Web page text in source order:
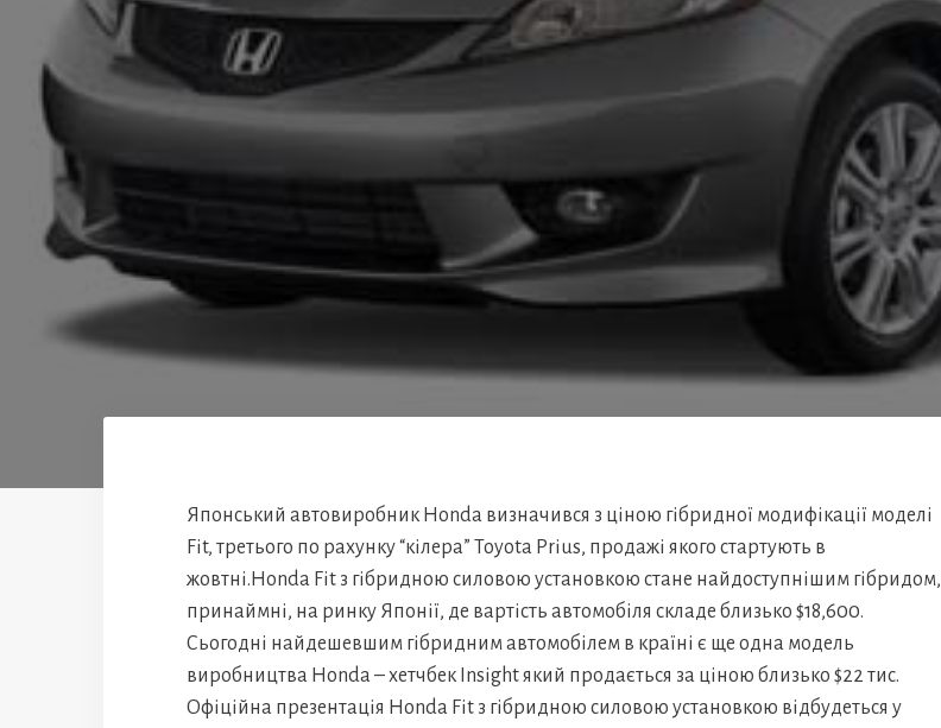
Японський автовиробник Honda визначився з ціною гібридної модифікації моделі
Fit, третього по рахунку “кілера” Toyota Prius, продажі якого стартують в
жовтні.Honda Fit з гібридною силовою установкою стане найдоступнішим гібридом,
принаймні, на ринку Японії, де вартість автомобіля складе близько $18,600.
Сьогодні найдешевшим гібридним автомобілем в країні є ще одна модель
виробництва Honda – хетчбек Insight який продається за ціною близько $22 тис.
Офіційна презентація Honda Fit з гібридною силовою установкою відбудеться у